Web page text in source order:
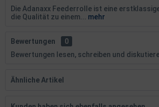
Die Adanaxx Feederrolle ist eine
die Qualität zu einem...
mehr
Bewertungen
0
Bewertungen lesen, schreiben und
Ähnliche Artikel